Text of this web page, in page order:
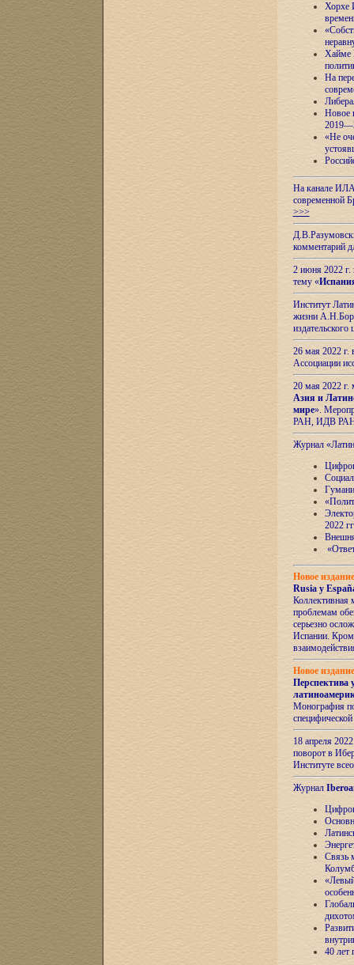
Хорхе
Хайме
На
Новое
«Не
На канале ИЛА
современной
>>>
комментарий
2 июня 2022 г.
тему «
Институт
жизни
26 мая 2022
Ассоциации
20 мая 2022
Азия и
мире».
РАН, ИДВ
Журнал
2022
Новое
Rusia y
Коллективная
проблемам
серьезно
Испании.
Новое
Перспектива
Монография
18 апреля
поворот в
Институте
Журнал
Связь
40 лет